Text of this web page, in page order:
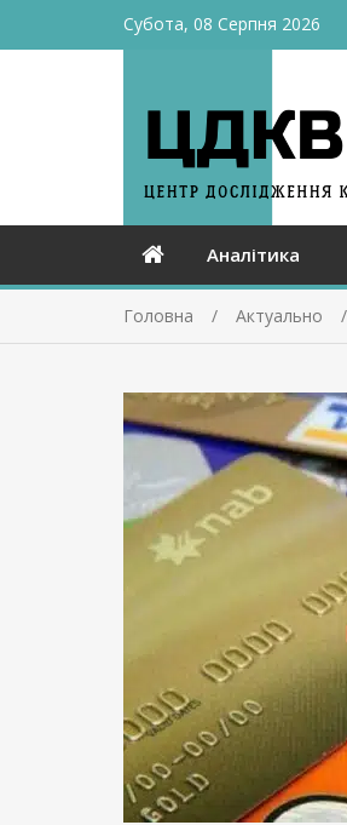
Субота, 08 Серпня 2026
Аналітика
Головна Актуально